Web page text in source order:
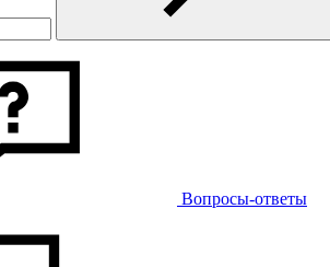
Вопросы-ответы